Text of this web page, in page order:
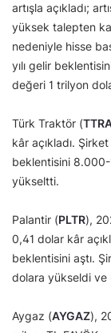
artışla açıkladı;
yüksek talepten
nedeniyle hisse
yılı gelir
değeri 1 trilyon
Türk Traktör (
kâr açıkladı.
beklentisini
yükseltti.
Palantir (PLTR),
0,41 dolar kâr
beklentisini aştı.
dolara yükseldi ve
Aygaz (AYGAZ),